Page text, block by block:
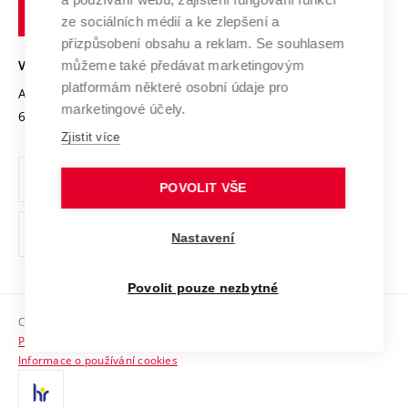
Open Science
Projekty
Projekty ze strukturálních fondů
Specifický výzkum
Mezinárodní dohody
Univerzitní sítě
Podnikavá univerzita / ContriBUTe
Bezpečná univerzita
Vyznamenání
Organizační struktura
Ochrana osobních údajů
odkaz)
Sociální bezpečí
HR Award
Kontakty
technické
VYSOKÉ UČENÍ TECHNICKÉ V BRNĚ
Antonínská 548/1
602 00 Brno
www.vut.cz
vut@vutbr.cz
Copyright © 2026 VUT
Prohlášení o přístupnosti
Informace o používání cookies
ze sociálních médií a ke zlepšení a
přizpůsobení obsahu a reklam. Se souhlasem
můžeme také předávat marketingovým
platformám některé osobní údaje pro
marketingové účely.
Zjistit více
POVOLIT VŠE
Nastavení
Povolit pouze nezbytné